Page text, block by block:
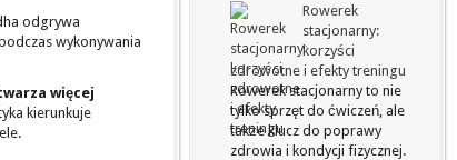
odgrywa
wykonywania
więcej
kierunkuje
Rowerek
stacjonarny:
korzyści
zdrowotne i efekty treningu
Rowerek stacjonarny to nie
tylko sprzęt do ćwiczeń, ale
także klucz do poprawy
zdrowia i kondycji fizycznej.